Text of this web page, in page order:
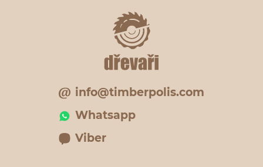
info@timberpolis.com
Whatsapp
Viber